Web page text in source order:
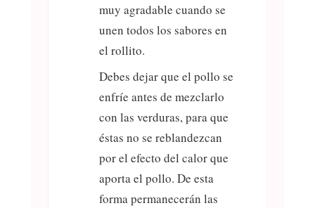
muy agradable cuando se
unen todos los sabores en
el rollito.
Debes dejar que el pollo se
enfríe antes de mezclarlo
con las verduras, para que
éstas no se reblandezcan
por el efecto del calor que
aporta el pollo. De esta
forma permanecerán las